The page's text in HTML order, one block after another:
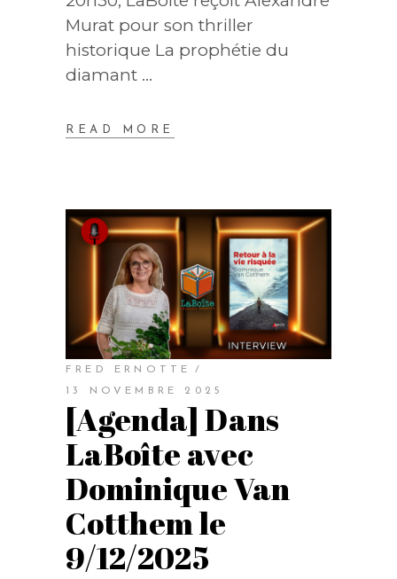
Murat pour son thriller
historique La prophétie du
diamant
READ MORE
FRED ERNOTTE
13 NOVEMBRE 2025
[Agenda] Dans
LaBoîte avec
Dominique Van
Cotthem le
9/12/2025